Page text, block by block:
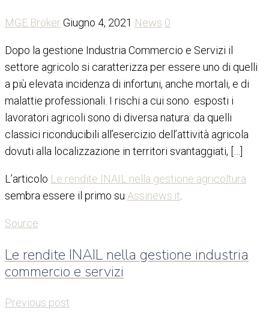
MGE Broker Giugno 4, 2021 News 0
Dopo la gestione Industria Commercio e Servizi il
settore agricolo si caratterizza per essere uno di quelli
a più elevata incidenza di infortuni, anche mortali, e di
malattie professionali. I rischi a cui sono esposti i
lavoratori agricoli sono di diversa natura: da quelli
classici riconducibili all’esercizio dell’attività agricola
dovuti alla localizzazione in territori svantaggiati, […]
L’articolo Le rendite INAIL nella gestione agricoltura
sembra essere il primo su Assinews.it
Source
Le rendite INAIL nella gestione industria
commercio e servizi
Previous post